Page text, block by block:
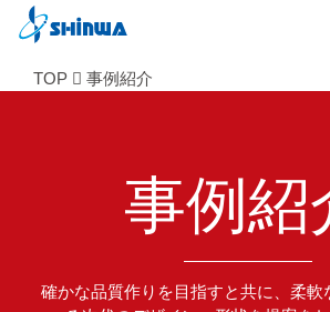
TOP 事例紹介
事例紹
確かな品質作りを目指すと共に、柔軟